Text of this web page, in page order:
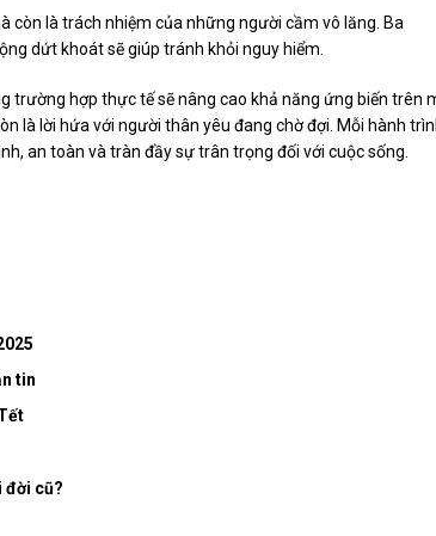
còn là trách nhiệm của những người cầm vô lăng. Ba
dứt khoát sẽ giúp tránh khỏi nguy hiểm.
trường hợp thực tế sẽ nâng cao khả năng ứng biến trên
là lời hứa với người thân yêu đang chờ đợi. Mỗi hành
an toàn và tràn đầy sự trân trọng đối với cuộc sống.
tin
đời cũ?